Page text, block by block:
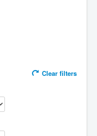
Clear filters